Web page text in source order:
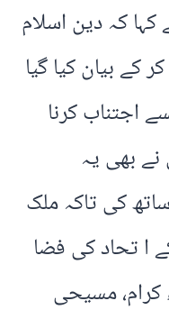
کہ دین اسلام
کے بیان کیا گیا
اجتناب کرنا
بھی یہ
کی تاکہ ملک
ا تحاد کی فضا
کرام، مسیحی